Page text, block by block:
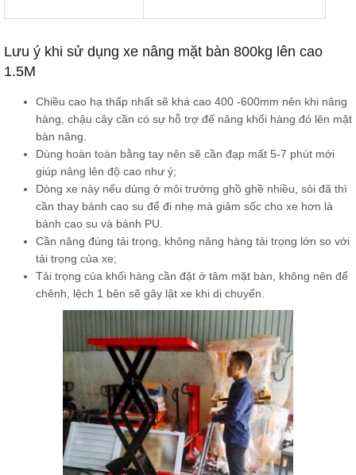
Lưu ý khi sử dụng xe nâng mặt bàn 800kg lên cao
1.5M
Chiều cao hạ thấp nhất sẽ khá cao 400 -600mm nên khi nâng
hàng, chậu cây cần có sự hỗ trợ đế nâng khối hàng đó lên mặt
bàn nâng.
Dùng hoàn toàn bằng tay nên sẽ cần đạp mất 5-7 phút mới
giúp nâng lên độ cao như ý;
Dòng xe này nếu dùng ở môi trường ghồ ghề nhiều, sỏi đã thì
cần thay bánh cao su để đi nhẹ mà giảm sốc cho xe hơn là
bánh cao su và bánh PU.
Cần nâng đúng tải trọng, không nâng hàng tải trọng lớn so với
tải trọng của xe;
Tải trọng của khối hàng cần đặt ở tâm mặt bàn, không nên để
chênh, lệch 1 bên sẽ gây lật xe khi di chuyển.